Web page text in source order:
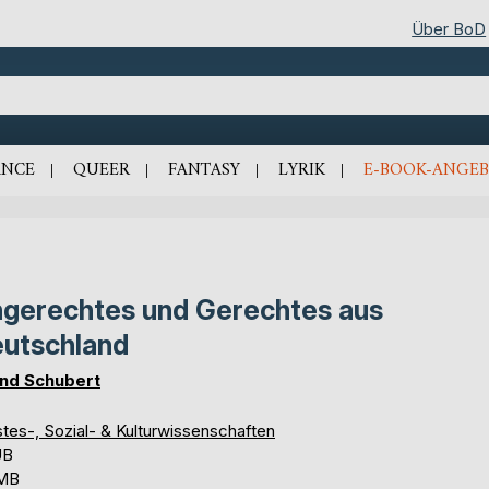
Über BoD
QUEER FANTASY LYRIK E-BOOK-
und Gerechtes aus
Schubert
, Sozial- & Kulturwissenschaften